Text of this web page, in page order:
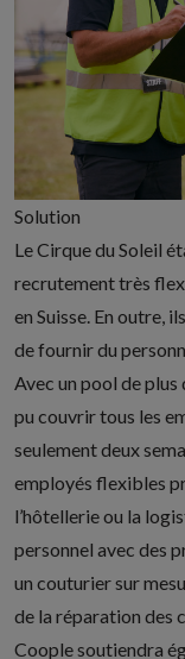
Solution
Le Cirque du Soleil
recrutement très
en Suisse. En outre,
de fournir du
Avec un pool de
pu couvrir tous les
seulement deux
employés flexibles
l’hôtellerie ou la
personnel avec des
un couturier sur
de la réparation des
Coople soutiendra